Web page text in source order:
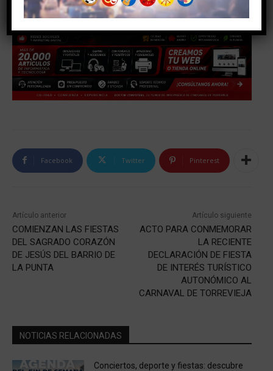
Facebook Twitter Pinterest
Artículo anterior
COMIENZAN LAS FIESTAS
DEL SAGRADO CORAZÓN
DE JESÚS DEL BARRIO DE
LA PUNTA
Artículo siguiente
ACTO PARA CONMEMORAR
LA RECIENTE
DECLARACIÓN DE FIESTA
DE INTERÉS TURÍSTICO
AUTONÓMICO AL
CARNAVAL DE TORREVIEJA
NOTICIAS RELACIONADAS
Conciertos, deporte y fiestas: descubre